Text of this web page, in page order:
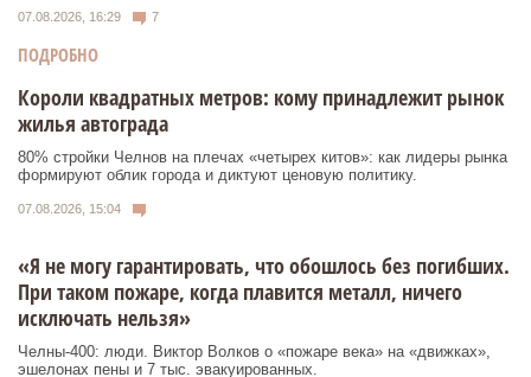
07.08.2026, 16:29 7
ПОДРОБНО
Короли квадратных метров: кому принадлежит рынок
жилья автограда
80% стройки Челнов на плечах «четырех китов»: как лидеры рынка
формируют облик города и диктуют ценовую политику.
07.08.2026, 15:04
«Я не могу гарантировать, что обошлось без погибших.
При таком пожаре, когда плавится металл, ничего
исключать нельзя»
Челны-400: люди. Виктор Волков о «пожаре века» на «движках»,
эшелонах пены и 7 тыс. эвакуированных.